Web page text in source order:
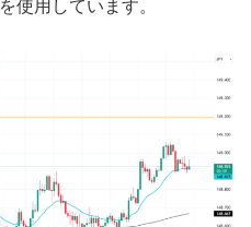
を使用しています。